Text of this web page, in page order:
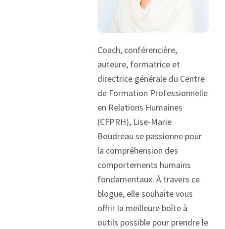
Coach, conférencière,
auteure, formatrice et
directrice générale du Centre
de Formation Professionnelle
en Relations Humaines
(CFPRH), Lise-Marie
Boudreau se passionne pour
la compréhension des
comportements humains
fondamentaux. À travers ce
blogue, elle souhaite vous
offrir la meilleure boîte à
outils possible pour prendre le